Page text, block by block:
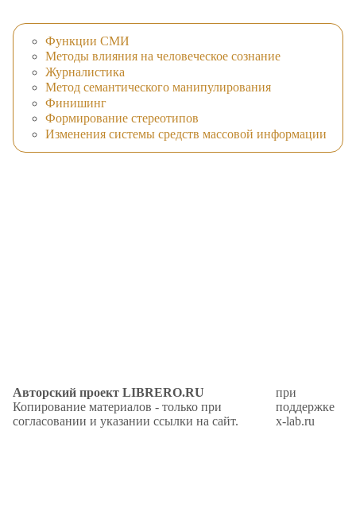
Функции СМИ
Методы влияния на человеческое сознание
Журналистика
Метод семантического манипулирования
Финишинг
Формирование стереотипов
Изменения системы средств массовой информации
Авторский проект LIBRERO.RU
Копирование материалов - только при
согласовании и указании ссылки на сайт.
при
поддержке
x-lab.ru